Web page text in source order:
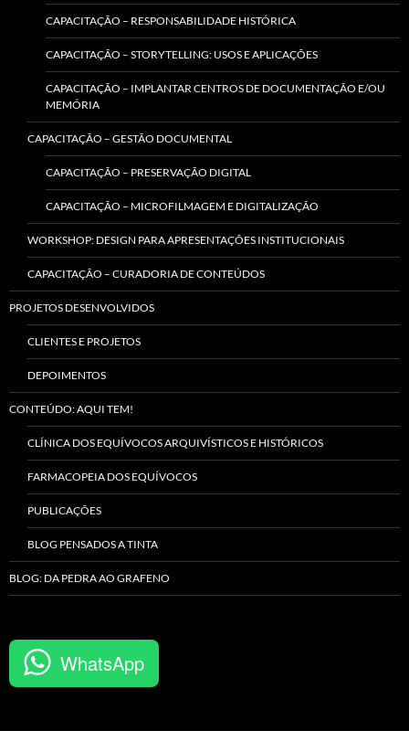
CAPACITAÇÃO – RESPONSABILIDADE HISTÓRICA
CAPACITAÇÃO – STORYTELLING: USOS E APLICAÇÕES
CAPACITAÇÃO – IMPLANTAR CENTROS DE DOCUMENTAÇÃO E/OU
MEMÓRIA
CAPACITAÇÃO – GESTÃO DOCUMENTAL
CAPACITAÇÃO – PRESERVAÇÃO DIGITAL
CAPACITAÇÃO – MICROFILMAGEM E DIGITALIZAÇÃO
WORKSHOP: DESIGN PARA APRESENTAÇÕES INSTITUCIONAIS
CAPACITAÇÃO – CURADORIA DE CONTEÚDOS
PROJETOS DESENVOLVIDOS
CLIENTES E PROJETOS
DEPOIMENTOS
CONTEÚDO: AQUI TEM!
CLÍNICA DOS EQUÍVOCOS ARQUIVÍSTICOS E HISTÓRICOS
FARMACOPEIA DOS EQUÍVOCOS
PUBLICAÇÕES
BLOG PENSADOS A TINTA
BLOG: DA PEDRA AO GRAFENO
WhatsApp